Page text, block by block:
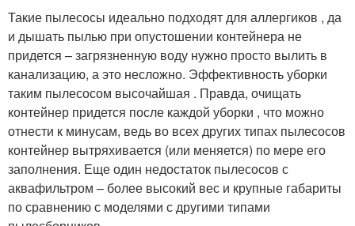
Такие пылесосы идеально подходят для аллергиков , да
и дышать пылью при опустошении контейнера не
придется – загрязненную воду нужно просто вылить в
канализацию, а это несложно. Эффективность уборки
таким пылесосом высочайшая . Правда, очищать
контейнер придется после каждой уборки , что можно
отнести к минусам, ведь во всех других типах пылесосов
контейнер вытряхивается (или меняется) по мере его
заполнения. Еще один недостаток пылесосов с
аквафильтром – более высокий вес и крупные габариты
по сравнению с моделями с другими типами